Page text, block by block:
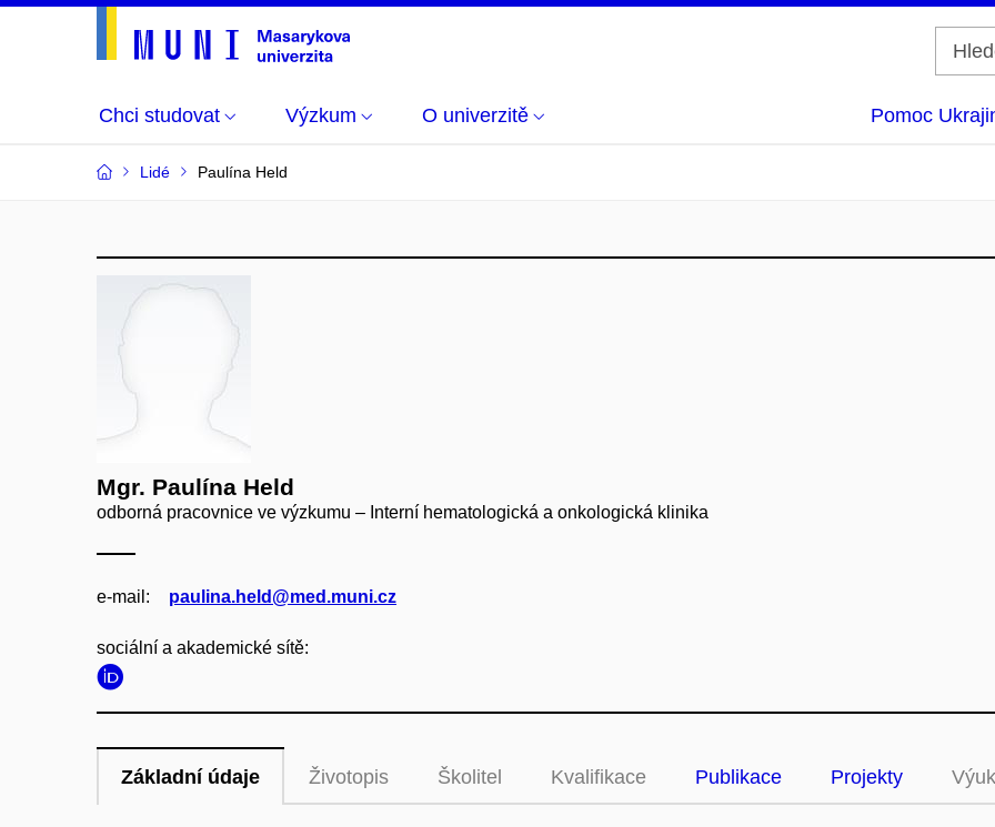
Chci studovat Výzkum O univerzitě Pomoc
Lidé Paulína Held
Mgr. Paulína Held
odborná pracovnice ve výzkumu – Interní hematologická a onkologická klinika
e‑mail: paulina.held@med.muni.cz
sociální a akademické sítě:
Základní údaje Životopis Školitel Kvalifikace Publikace Projekty